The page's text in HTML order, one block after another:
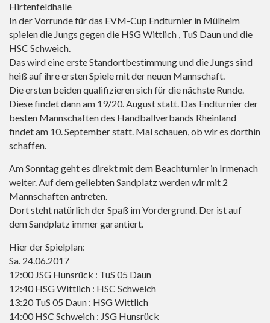
Hirtenfeldhalle
In der Vorrunde für das EVM-Cup Endturnier in Mülheim
spielen die Jungs gegen die HSG Wittlich , TuS Daun und die
HSC Schweich.
Das wird eine erste Standortbestimmung und die Jungs sind
heiß auf ihre ersten Spiele mit der neuen Mannschaft.
Die ersten beiden qualifizieren sich für die nächste Runde.
Diese findet dann am 19/20. August statt. Das Endturnier der
besten Mannschaften des Handballverbands Rheinland
findet am 10. September statt. Mal schauen, ob wir es dorthin
schaffen.
Am Sonntag geht es direkt mit dem Beachturnier in Irmenach
weiter. Auf dem geliebten Sandplatz werden wir mit 2
Mannschaften antreten.
Dort steht natürlich der Spaß im Vordergrund. Der ist auf
dem Sandplatz immer garantiert.
Hier der Spielplan:
Sa. 24.06.2017
12:00 JSG Hunsrück : TuS 05 Daun
12:40 HSG Wittlich : HSC Schweich
13:20 TuS 05 Daun : HSG Wittlich
14:00 HSC Schweich : JSG Hunsrück